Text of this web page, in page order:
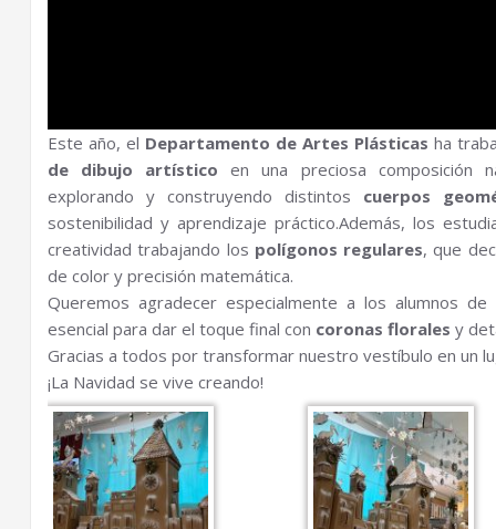
Este año, el Departamento de Artes Plásticas ha
de dibujo artístico en una preciosa composición
explorando y construyendo distintos cuerpos
sostenibilidad y aprendizaje práctico.Además, los
creatividad trabajando los polígonos regulares, que
de color y precisión matemática.
Queremos agradecer especialmente a los alumnos de
esencial para dar el toque final con coronas florales y
Gracias a todos por transformar nuestro vestíbulo en un
¡La Navidad se vive creando!